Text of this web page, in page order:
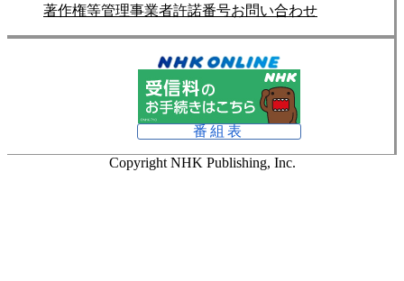
著作権等管理事業者許諾番号お問い合わせ
番組表
Copyright NHK Publishing, Inc.